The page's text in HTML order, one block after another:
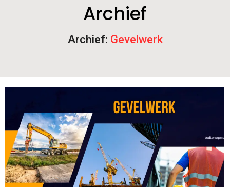
Archief
Archief: Gevelwerk